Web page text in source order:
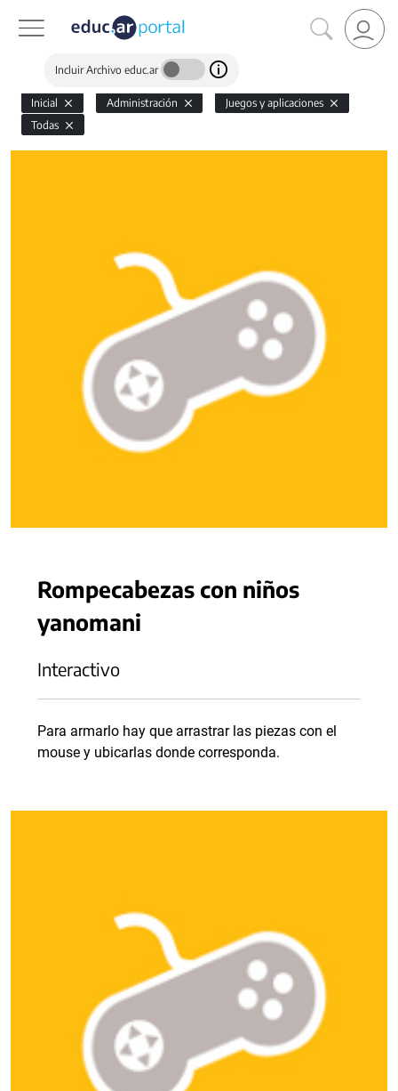
Incluir Archivo educ.ar
Inicial Administración
Juegos y aplicaciones
Todas
Rompecabezas con niños
yanomani
Interactivo
Para armarlo hay que arrastrar las piezas con el
mouse y ubicarlas donde corresponda.